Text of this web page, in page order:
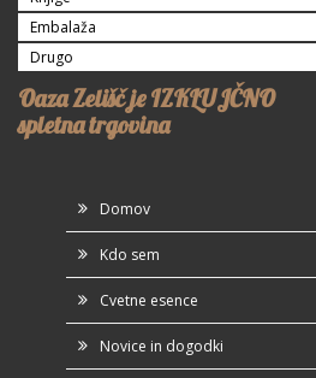
Embalaža
Drugo
Oaza Zelišč je IZKLUJČNO
spletna trgovina
Domov
Kdo sem
Cvetne esence
Novice in dogodki